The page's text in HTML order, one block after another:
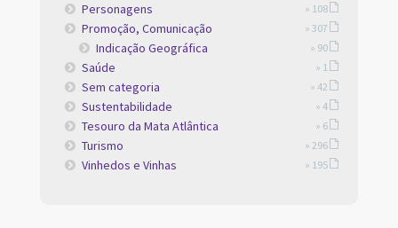
Personagens » 108
Promoção, Comunicação » 307
Indicação Geográfica » 90
Saúde » 1
Sem categoria » 42
Sustentabilidade » 4
Tesouro da Mata Atlântica » 6
Turismo » 296
Vinhedos e Vinhas » 195